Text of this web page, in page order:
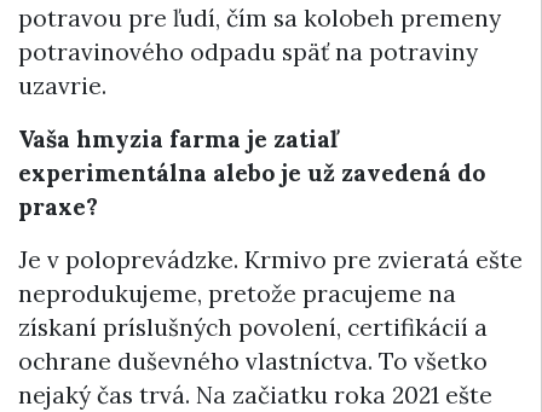
potravou pre ľudí, čím sa kolobeh premeny
potravinového odpadu späť na potraviny
uzavrie.
Vaša hmyzia farma je zatiaľ
experimentálna alebo je už zavedená do
praxe?
Je v poloprevádzke. Krmivo pre zvieratá ešte
neprodukujeme, pretože pracujeme na
získaní príslušných povolení, certifikácií a
ochrane duševného vlastníctva. To všetko
nejaký čas trvá. Na začiatku roka 2021 ešte